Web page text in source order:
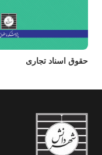
حقوق اسناد تجاری